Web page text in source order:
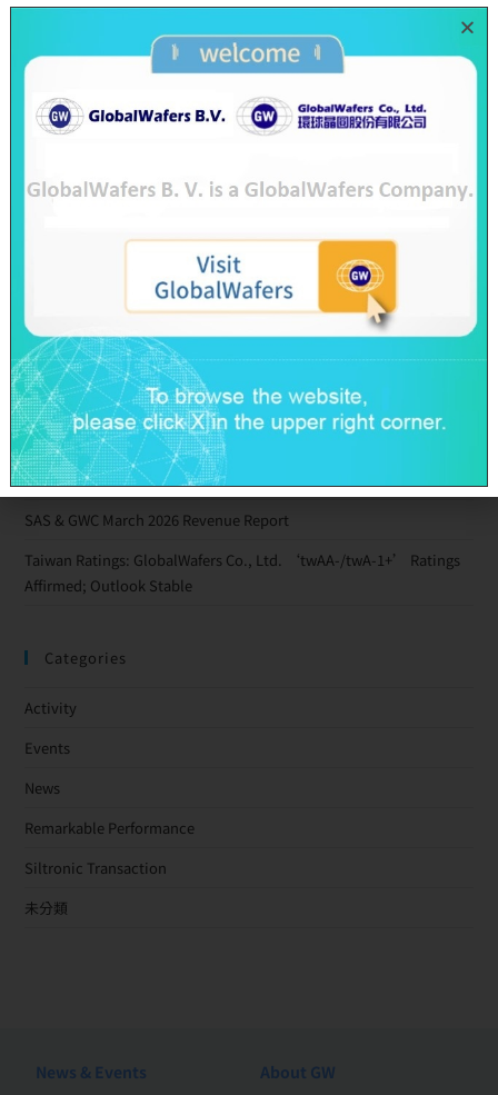
PE: private equity
Taiwan M&A and Private Equity Council (MAPECT)
SAS & GWC June 2026 Revenue Report
GlobalWafers’ GHG Reduction Targets Validated by SBTi
Decarbonization Pathway Aligned with the 1.5°C Target
Advancing Toward Net-Zero Across the Value Chain by 2050
GlobalWafers Reports Q1 2026 Results
SAS & GWC March 2026 Revenue Report
Taiwan Ratings: GlobalWafers Co., Ltd. ‘twAA-/twA-1+’ Ratings
Affirmed; Outlook Stable
Categories
Activity
Events
News
Remarkable Performance
Siltronic Transaction
未分類
News & Events About GW